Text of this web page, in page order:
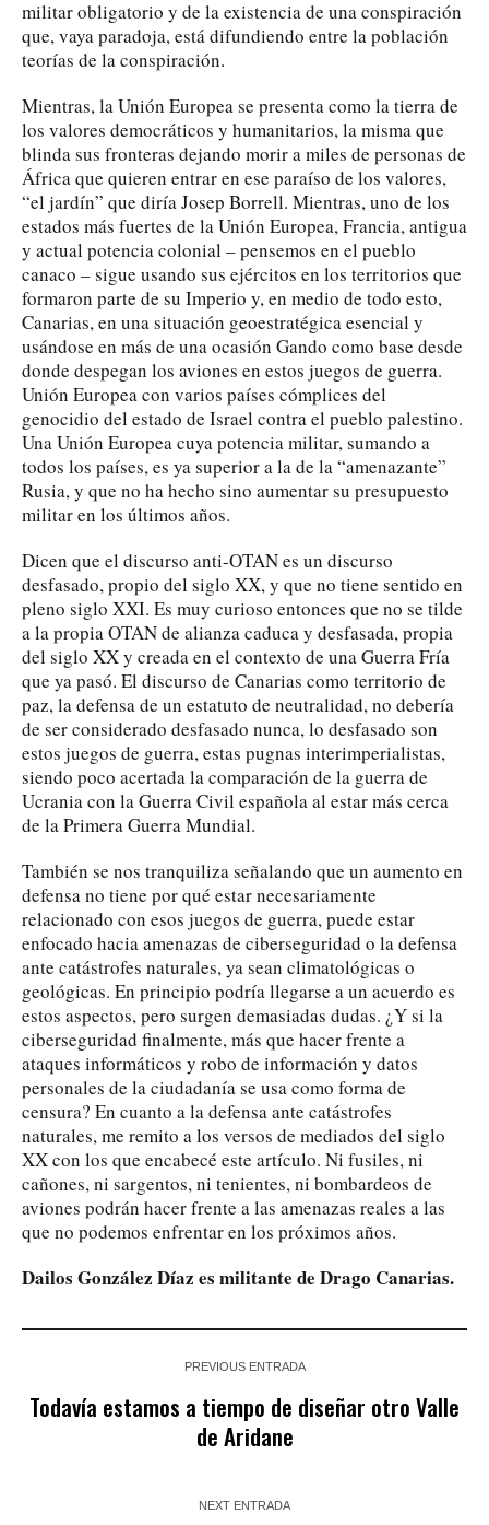
militar obligatorio y de la existencia de una conspiración
que, vaya paradoja, está difundiendo entre la población
teorías de la conspiración.
Mientras, la Unión Europea se presenta como la tierra de
los valores democráticos y humanitarios, la misma que
blinda sus fronteras dejando morir a miles de personas de
África que quieren entrar en ese paraíso de los valores,
“el jardín” que diría Josep Borrell. Mientras, uno de los
estados más fuertes de la Unión Europea, Francia, antigua
y actual potencia colonial – pensemos en el pueblo
canaco – sigue usando sus ejércitos en los territorios que
formaron parte de su Imperio y, en medio de todo esto,
Canarias, en una situación geoestratégica esencial y
usándose en más de una ocasión Gando como base desde
donde despegan los aviones en estos juegos de guerra.
Unión Europea con varios países cómplices del
genocidio del estado de Israel contra el pueblo palestino.
Una Unión Europea cuya potencia militar, sumando a
todos los países, es ya superior a la de la “amenazante”
Rusia, y que no ha hecho sino aumentar su presupuesto
militar en los últimos años.
Dicen que el discurso anti-OTAN es un discurso
desfasado, propio del siglo XX, y que no tiene sentido en
pleno siglo XXI. Es muy curioso entonces que no se tilde
a la propia OTAN de alianza caduca y desfasada, propia
del siglo XX y creada en el contexto de una Guerra Fría
que ya pasó. El discurso de Canarias como territorio de
paz, la defensa de un estatuto de neutralidad, no debería
de ser considerado desfasado nunca, lo desfasado son
estos juegos de guerra, estas pugnas interimperialistas,
siendo poco acertada la comparación de la guerra de
Ucrania con la Guerra Civil española al estar más cerca
de la Primera Guerra Mundial.
También se nos tranquiliza señalando que un aumento en
defensa no tiene por qué estar necesariamente
relacionado con esos juegos de guerra, puede estar
enfocado hacia amenazas de ciberseguridad o la defensa
ante catástrofes naturales, ya sean climatológicas o
geológicas. En principio podría llegarse a un acuerdo es
estos aspectos, pero surgen demasiadas dudas. ¿Y si la
ciberseguridad finalmente, más que hacer frente a
ataques informáticos y robo de información y datos
personales de la ciudadanía se usa como forma de
censura? En cuanto a la defensa ante catástrofes
naturales, me remito a los versos de mediados del siglo
XX con los que encabecé este artículo. Ni fusiles, ni
cañones, ni sargentos, ni tenientes, ni bombardeos de
aviones podrán hacer frente a las amenazas reales a las
que no podemos enfrentar en los próximos años.
Dailos González Díaz es militante de Drago Canarias.
PREVIOUS ENTRADA
Todavía estamos a tiempo de diseñar otro Valle
de Aridane
NEXT ENTRADA